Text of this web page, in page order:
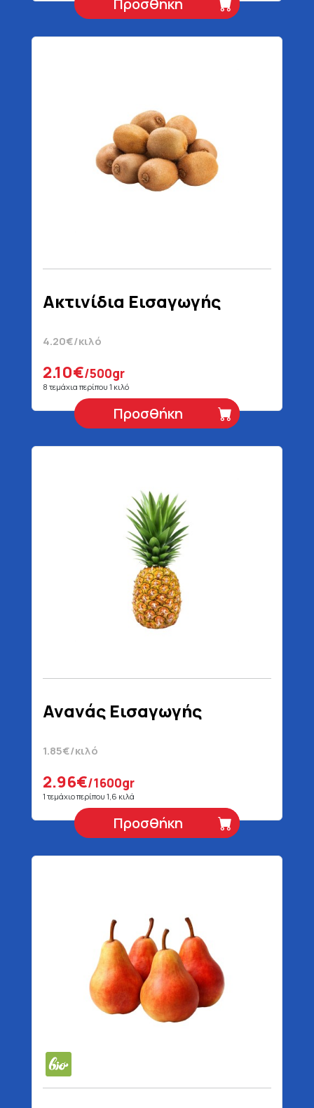
Προσθήκη
Ακτινίδια Εισαγωγής
4.20€/κιλό
2.10€/500gr
8 τεμάχια περίπου 1 κιλό
Προσθήκη
Ανανάς Εισαγωγής
1.85€/κιλό
2.96€/1600gr
1 τεμάχιο περίπου 1,6 κιλά
Προσθήκη